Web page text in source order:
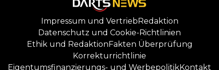
Impressum und VertriebRedaktion
Datenschutz und Cookie-Richtlinien
Ethik und RedaktionFakten Überprüfung
Korrekturrichtlinie
Eigentumsfinanzierungs- und WerbepolitikKontakt